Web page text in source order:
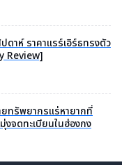
ดาห์ ราคาแรร์เอิร์ธทรงตัว
Review]
ทรัพยากรแร่หายากที่
จดทะเบียนในฮ่องกง